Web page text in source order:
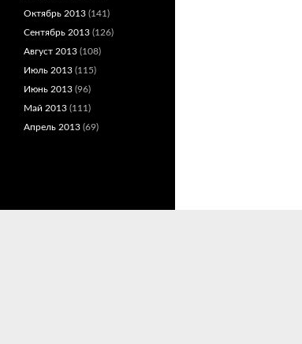
Октябрь 2013 (141)
Сентябрь 2013 (126)
Август 2013 (108)
Июль 2013 (115)
Июнь 2013 (96)
Май 2013 (111)
Апрель 2013 (69)